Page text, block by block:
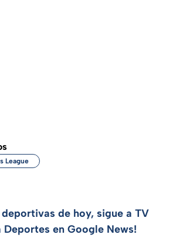
League
deportivas de hoy, sigue a TV
Deportes en Google News!